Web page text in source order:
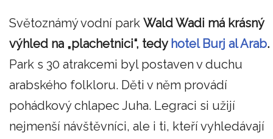
Světoznámý vodní park Wald Wadi má krásný
výhled na „plachetnici“, tedy hotel Burj al Arab.
Park s 30 atrakcemi byl postaven v duchu
arabského folkloru. Děti v něm provádí
pohádkový chlapec Juha. Legraci si užijí
nejmenší návštěvníci, ale i ti, kteří vyhledávají